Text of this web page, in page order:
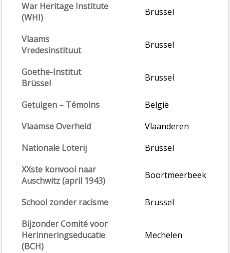
War Heritage Institute
(WHI)
Brussel
Vlaams
Vredesinstituut
Brussel
Goethe-Institut
Brüssel
Brussel
Getuigen – Témoins
België
Vlaamse Overheid
Vlaanderen
Nationale Loterij
Brussel
XXste konvooi naar
Auschwitz (april 1943)
Boortmeerbeek
School zonder racisme
Brussel
Bijzonder Comité voor
Herinneringseducatie
(BCH)
Mechelen